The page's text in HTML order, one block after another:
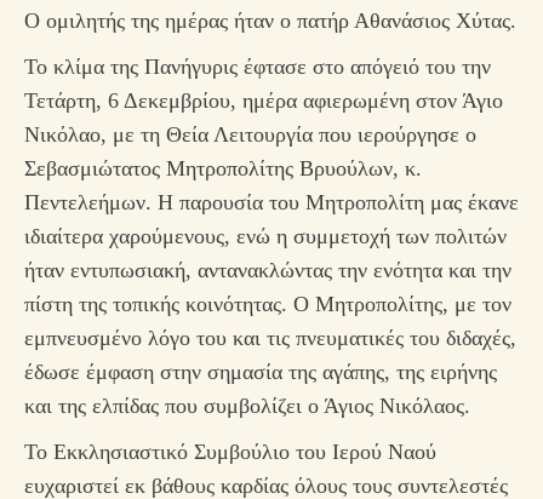
Ο ομιλητής της ημέρας ήταν ο πατήρ Αθανάσιος Χύτας.
Το κλίμα της Πανήγυρις έφτασε στο απόγειό του την
Τετάρτη, 6 Δεκεμβρίου, ημέρα αφιερωμένη στον Άγιο
Νικόλαο, με τη Θεία Λειτουργία που ιερούργησε ο
Σεβασμιώτατος Μητροπολίτης Βρυούλων, κ.
Πεντελεήμων. Η παρουσία του Μητροπολίτη μας έκανε
ιδιαίτερα χαρούμενους, ενώ η συμμετοχή των πολιτών
ήταν εντυπωσιακή, αντανακλώντας την ενότητα και την
πίστη της τοπικής κοινότητας. Ο Μητροπολίτης, με τον
εμπνευσμένο λόγο του και τις πνευματικές του διδαχές,
έδωσε έμφαση στην σημασία της αγάπης, της ειρήνης
και της ελπίδας που συμβολίζει ο Άγιος Νικόλαος.
Το Εκκλησιαστικό Συμβούλιο του Ιερού Ναού
ευχαριστεί εκ βάθους καρδίας όλους τους συντελεστές